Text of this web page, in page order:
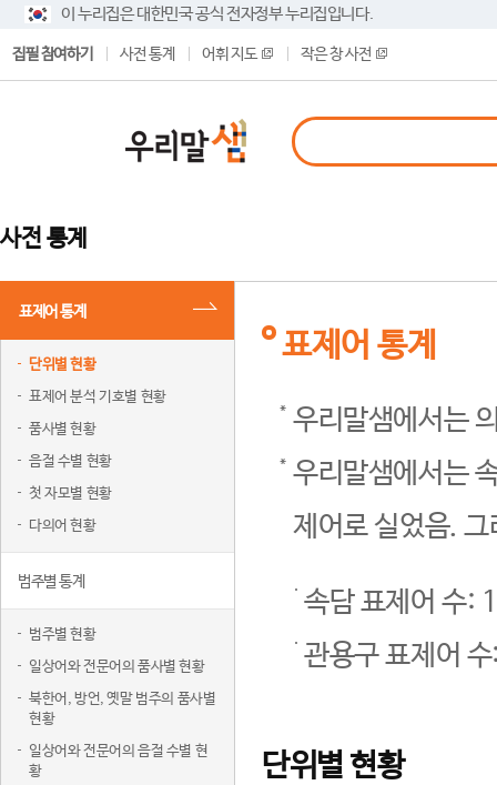
이 누리집은 대한민국 공식 전자정부 누리집입니다.
집필 참여하기 사전 통계 어휘 지도 작은 창 사전
사전 통계
표제어 통계
단위별 현황
표제어 분석 기호별 현황
품사별 현황
음절 수별 현황
첫 자모별 현황
다의어 현황
범주별 통계
범주별 현황
일상어와 전문어의 품사별 현황
북한어, 방언, 옛말 범주의 품사별
현황
일상어와 전문어의 음절 수별 현
황
표제어 통계
우리말샘에서는
우리말샘에서는
제어로 실었음.
속담 표제어 수:
관용구 표제어
단위별 현황